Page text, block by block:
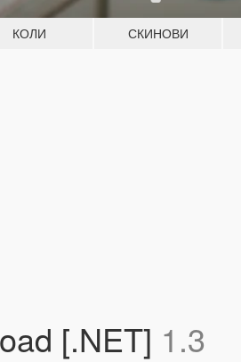
КОЛИ СКИНОВИ
[.NET] 1.3